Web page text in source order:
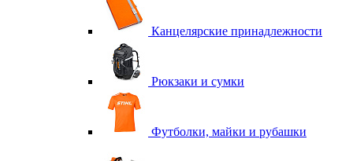
Канцелярские принадлежности
Рюкзаки и сумки
Футболки, майки и рубашки